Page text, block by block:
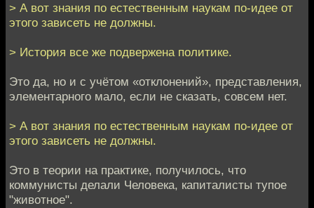
> А вот знания по естественным наукам по-идее от
этого зависеть не должны.
> История все же подвержена политике.
Это да, но и с учётом «отклонений», представления,
элементарного мало, если не сказать, совсем нет.
> А вот знания по естественным наукам по-идее от
этого зависеть не должны.
Это в теории на практике, получилось, что
коммунисты делали Человека, капиталисты тупое
"животное".